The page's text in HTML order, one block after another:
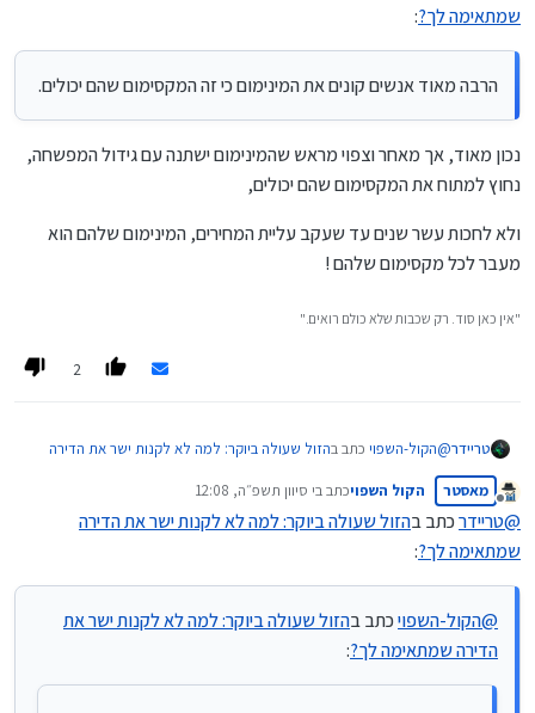
גם זול יחסית בתחילת הדרך, וגם לא מפסידים את עליית מחירי
הדירות שבין לבין.
שמתאימה לך?:
הרבה מאוד אנשים קונים את המינימום כי זה המקסימום שהם יכולים.
נכון מאוד, אך מאחר וצפוי מראש שהמינימום ישתנה עם גידול המפשחה,
נחוץ למתוח את המקסימום שהם יכולים,
ולא לחכות עשר שנים עד שעקב עליית המחירים, המינימום שלהם הוא
מעבר לכל מקסימום שלהם !
"אין כאן סוד. רק שכבות שלא כולם רואים."
2
טריידר@הקול-השפוי כתב בהזול שעולה ביוקר: למה לא לקנות ישר את הדירה
שמתאימה לך?
הרבה מאוד אנשים קונים את המינימום כי זה המקסימום שהם
יכולים.
ולא לחכות עשר שנים עד שעקב עליית המחירים, המינימום שלהם הוא
מעבר לכל מקסימום שלהם !
מנותק
מאסטר הקול השפויכתב בי סיוון תשפ״ה, 12:08
נערך לאחרונה על ידי
@טריידרכתב בהזול שעולה ביוקר: למה לא לקנות ישר את הדירה
שמתאימה לך?:
@הקול-השפויכתב בהזול שעולה ביוקר: למה לא לקנות ישר את
הדירה שמתאימה לך?: